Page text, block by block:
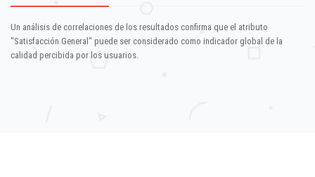
Un análisis de correlaciones de los resultados confirma que el atributo
"Satisfacción General" puede ser considerado como indicador global de la
calidad percibida por los usuarios.